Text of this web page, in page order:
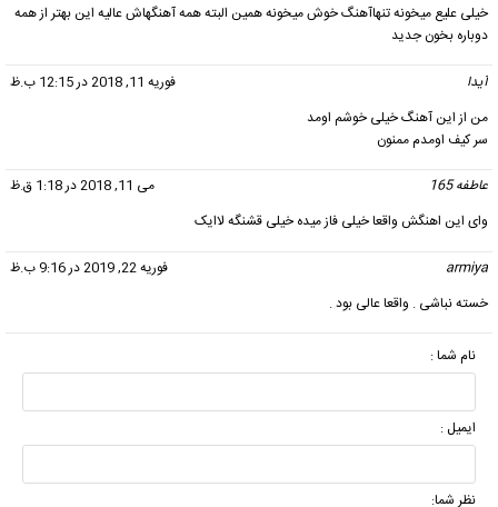
خیلی علیع میخونه تنهاآهنگ خوش میخونه همین البته همه آهنگهاش عالیه این بهتر از همه
دوباره بخون جدید
آیدا
فوریه 11, 2018 در 12:15 ب.ظ
من از این آهنگ خیلی خوشم اومد
سر کیف اومدم ممنون
عاطفه 165
می 11, 2018 در 1:18 ق.ظ
وای این اهنگش واقعا خیلی فاز میده خیلی قشنگه لاایک
armiya
فوریه 22, 2019 در 9:16 ب.ظ
خسته نباشی . واقعا عالی بود .
نام شما :
ایمیل :
نظر شما: